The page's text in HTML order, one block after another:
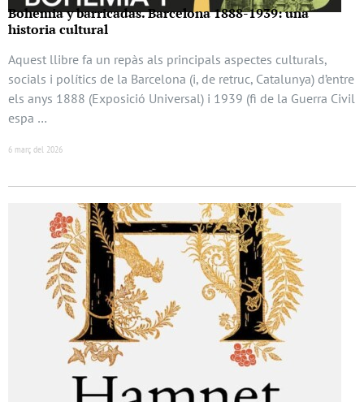
Bohemia y barricadas. Barcelona 1888-1939: una
historia cultural
Aquest llibre fa un repàs als principals aspectes culturals,
socials i polítics de la Barcelona (i, de retruc, Catalunya) d’entre
els anys 1888 (Exposició Universal) i 1939 (fi de la Guerra Civil
espa …
6 març del 2026